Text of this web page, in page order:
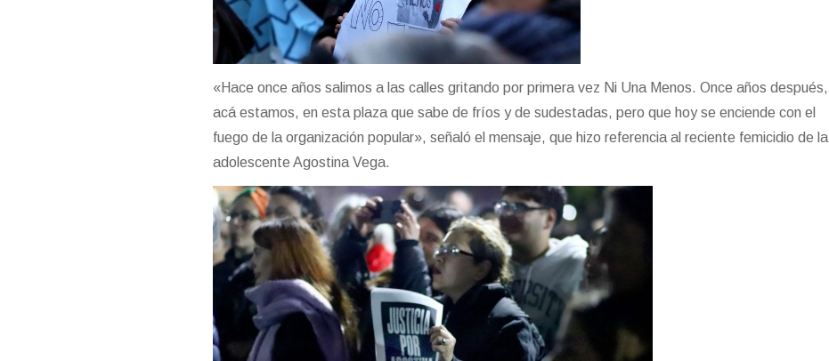
«Hace once años salimos a las calles gritando por primera vez Ni Una Menos. Once años después,
acá estamos, en esta plaza que sabe de fríos y de sudestadas, pero que hoy se enciende con el
fuego de la organización popular», señaló el mensaje, que hizo referencia al reciente femicidio de la
adolescente Agostina Vega.